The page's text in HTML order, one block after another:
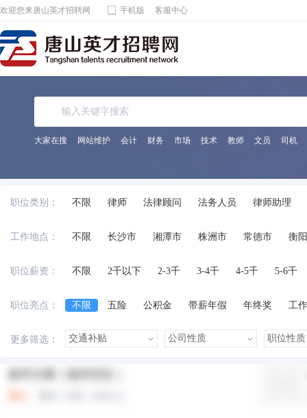
欢迎您来唐山英才招聘网 手机版 客服中心
大家在搜 网站维护 会计 财务 市场 技术 教师 文员 司机
职位类别： 不限 律师 法律顾问 法务人员 律师助理
工作地点： 不限 长沙市 湘潭市 株洲市 常德市 衡
职位薪资： 不限 2千以下 2-3千 3-4千 4-5千 5-6千
职位亮点： 不限 五险 公积金 带薪年假 年终奖
工
更多筛选：
本站职位 盟站职位